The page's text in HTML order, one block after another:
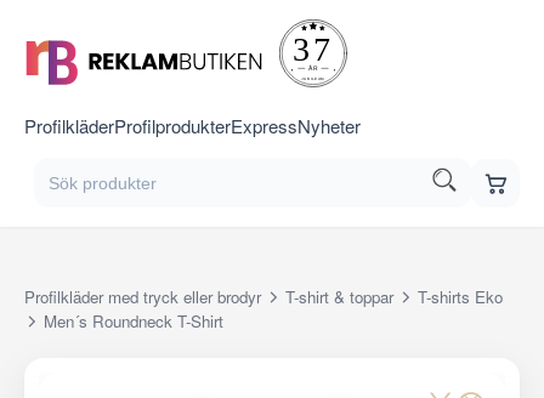
ProfilkläderProfilprodukterExpressNyheter
Profilkläder med tryck eller brodyr T-shirt & toppar
T-shirts Eko
Men´s Roundneck T-Shirt